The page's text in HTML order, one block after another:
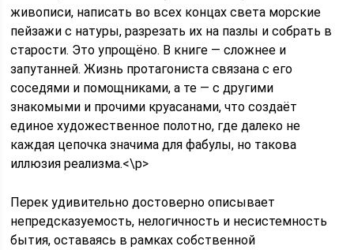
живописи, написать во всех концах света морские
пейзажи с натуры, разрезать их на пазлы и собрать в
старости. Это упрощёно. В книге — сложнее и
запутанней. Жизнь протагониста связана с его
соседями и помощниками, а те — с другими
знакомыми и прочими круасанами, что создаёт
единое художественное полотно, где далеко не
каждая цепочка значима для фабулы, но такова
иллюзия реализма.<\p>
Перек удивительно достоверно описывает
непредсказуемость, нелогичность и несистемность
бытия, оставаясь в рамках собственной